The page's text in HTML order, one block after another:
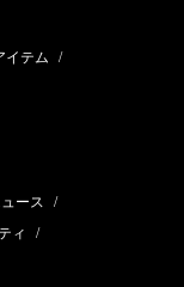
イテム /
ース /
ィ /